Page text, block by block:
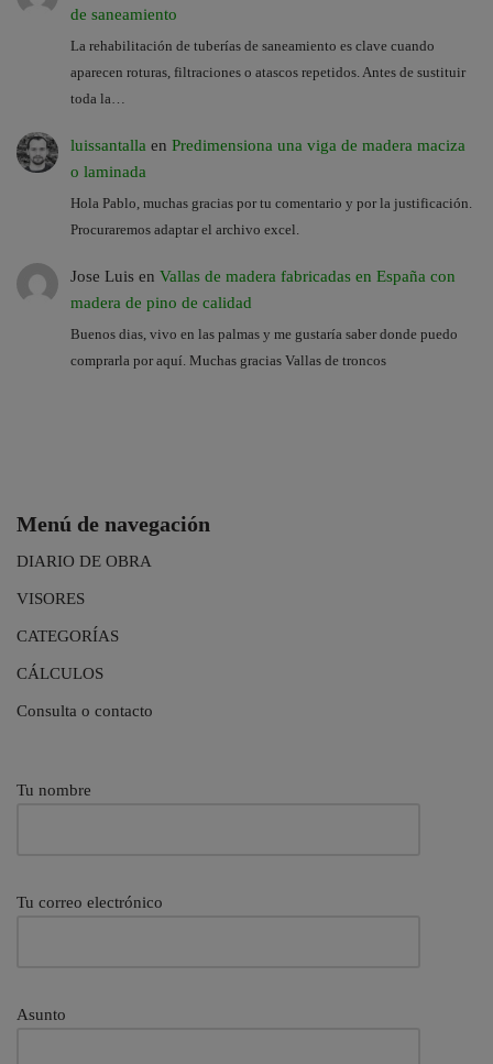
de saneamiento
La rehabilitación de tuberías de saneamiento es clave cuando
aparecen roturas, filtraciones o atascos repetidos. Antes de sustituir
toda la…
luissantalla en Predimensiona una viga de madera maciza
o laminada
Hola Pablo, muchas gracias por tu comentario y por la justificación.
Procuraremos adaptar el archivo excel.
Jose Luis en Vallas de madera fabricadas en España con
madera de pino de calidad
Buenos dias, vivo en las palmas y me gustaría saber donde puedo
comprarla por aquí. Muchas gracias Vallas de troncos
Menú de navegación
DIARIO DE OBRA
VISORES
CATEGORÍAS
CÁLCULOS
Consulta o contacto
Tu nombre
Tu correo electrónico
Asunto